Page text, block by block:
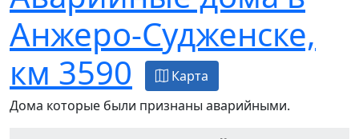
Анжеро-Судженске,
км 3590
Карта
Дома которые были признаны аварийными.